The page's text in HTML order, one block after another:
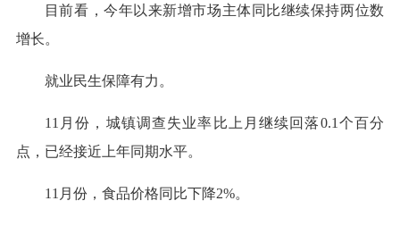
目前看，今年以来新增市场主体同比继续保持两位数
增长。
就业民生保障有力。
11月份，城镇调查失业率比上月继续回落0.1个百分
点，已经接近上年同期水平。
11月份，食品价格同比下降2%。